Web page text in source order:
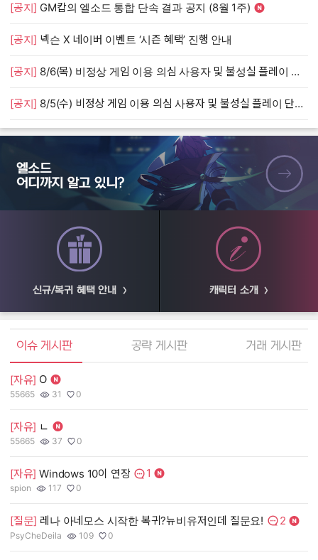
[공지] GM캅의 엘소드 통합 단속 결과 공지 (8월 1주)
[공지] 넥슨 X 네이버 이벤트 ‘시즌 혜택’ 진행 안내
[공지] 8/6(목) 비정상 게임 이용 의심 사용자 및 불성실 플레이 단속 안내
[공지] 8/5(수) 비정상 게임 이용 의심 사용자 및 불성실 플레이 단속 안내
엘소드 어디까지 알고 있니?
신규/복귀 혜택 안내 캐릭터 소개
엘소드 커뮤니티
이슈 게시판 공략 게시판 거래 게시판
[자유] O
작성자:
55665
조회수:
31
추천수:
0
[자유] ㄴ
작성자:
55665
조회수:
37
추천수:
0
[자유] Windows 10이 연장 댓글수:
1
작성자:
spion
조회수:
117
추천수:
0
[질문] 레나 아네모스 시작한 복귀?뉴비유저인데 질문요! 댓글수:
2
작성자:
PsyCheDeila
조회수:
109
추천수:
0